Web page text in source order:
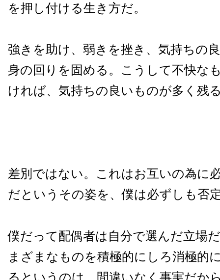
を押し付ける生き方だ。
強きを助け、弱きを挫き、気持ちの
身の回りを固める。こうして不快な
ければ、気持ちの良いものが多く残
差別ではない。これはお互いの為に
だというその姿を、僕は必ずしも否
僕だって配偶者は自分で選んだ立場
まざまなものを積極的にしろ消極的
るというのは、間違いなく事実だか